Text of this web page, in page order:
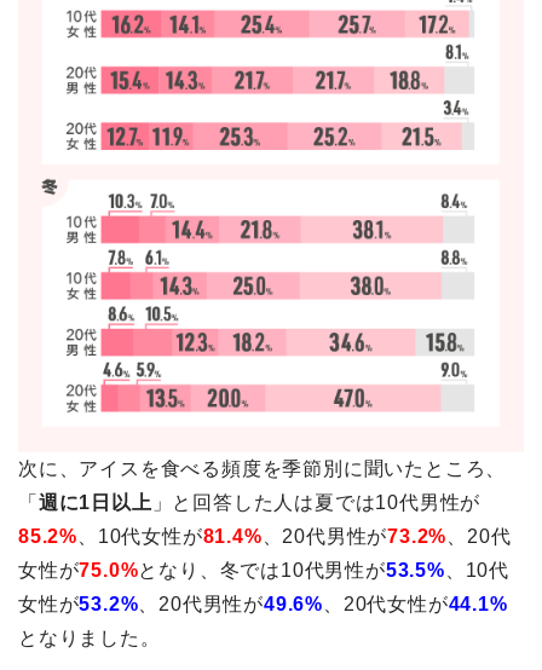
次に、アイスを食べる頻度を季節別に聞いたところ、
「 週に1日以上 」と回答した人は夏では10代男性が
85.2% 、10代女性が81.4% 、20代男性が73.2% 、20代
女性が75.0%となり、冬では10代男性が53.5% 、10代
女性が53.2% 、20代男性が49.6% 、20代女性が44.1%
となりました。